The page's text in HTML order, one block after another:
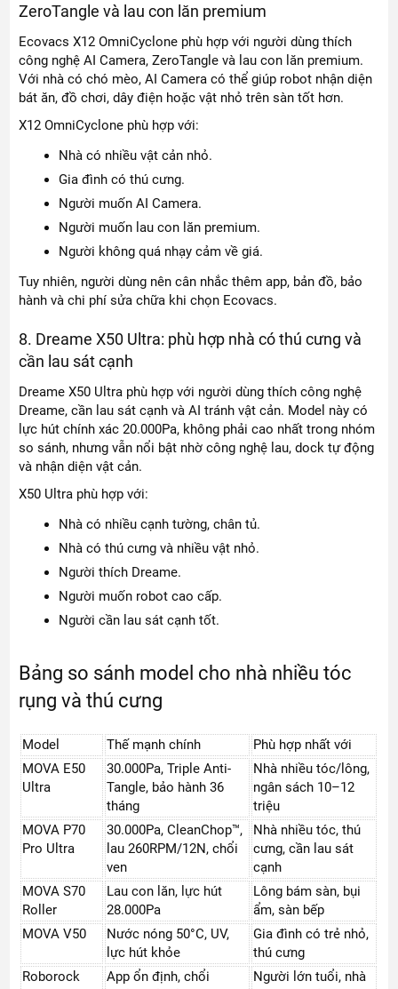
ZeroTangle và lau con lăn premium
Ecovacs X12 OmniCyclone phù hợp với người dùng thích
công nghệ AI Camera, ZeroTangle và lau con lăn premium.
Với nhà có chó mèo, AI Camera có thể giúp robot nhận diện
bát ăn, đồ chơi, dây điện hoặc vật nhỏ trên sàn tốt hơn.
X12 OmniCyclone phù hợp với:
Nhà có nhiều vật cản nhỏ.
Gia đình có thú cưng.
Người muốn AI Camera.
Người muốn lau con lăn premium.
Người không quá nhạy cảm về giá.
Tuy nhiên, người dùng nên cân nhắc thêm app, bản đồ, bảo
hành và chi phí sửa chữa khi chọn Ecovacs.
8. Dreame X50 Ultra: phù hợp nhà có thú cưng và
cần lau sát cạnh
Dreame X50 Ultra phù hợp với người dùng thích công nghệ
Dreame, cần lau sát cạnh và AI tránh vật cản. Model này có
lực hút chính xác 20.000Pa, không phải cao nhất trong nhóm
so sánh, nhưng vẫn nổi bật nhờ công nghệ lau, dock tự động
và nhận diện vật cản.
X50 Ultra phù hợp với:
Nhà có nhiều cạnh tường, chân tủ.
Nhà có thú cưng và nhiều vật nhỏ.
Người thích Dreame.
Người muốn robot cao cấp.
Người cần lau sát cạnh tốt.
Bảng so sánh model cho nhà nhiều tóc
rụng và thú cưng
Model Thế mạnh chính
Phù hợp nhất với
MOVA E50
Ultra
30.000Pa, Triple Anti-
Tangle, bảo hành 36
tháng
Nhà nhiều tóc/lông,
ngân sách 10–12
triệu
MOVA P70
Pro Ultra
30.000Pa, CleanChop™,
lau 260RPM/12N, chổi
ven
Nhà nhiều tóc, thú
cưng, cần lau sát
cạnh
MOVA S70
Roller
Lau con lăn, lực hút
28.000Pa
Lông bám sàn, bụi
ẩm, sàn bếp
MOVA V50
Nước nóng 50°C, UV,
lực hút khỏe
Gia đình có trẻ nhỏ,
thú cưng
Roborock
App ổn định, chổi
Người lớn tuổi, nhà